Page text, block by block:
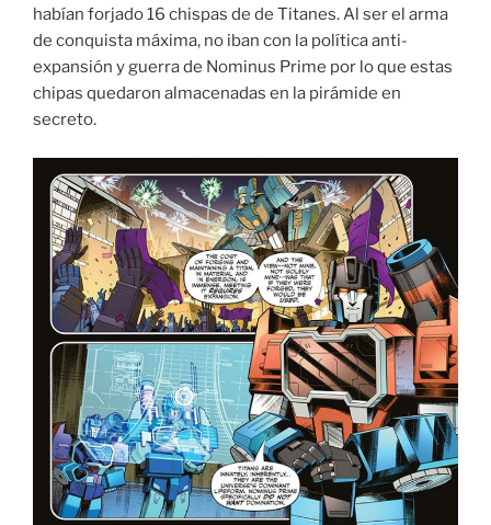
habían forjado 16 chispas de de Titanes. Al ser el arma
de conquista máxima, no iban con la política anti-
expansión y guerra de Nominus Prime por lo que estas
chipas quedaron almacenadas en la pirámide en
secreto.